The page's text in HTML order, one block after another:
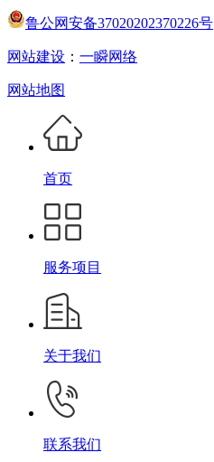
鲁公网安备37020202370226号
网站建设 ： 一瞬网络
网站地图
首页
服务项目
关于我们
联系我们